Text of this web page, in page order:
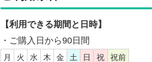
【利用できる期間と日時】
・ご購入日から90日間
月 火 水 木 金 土 日 祝 祝前